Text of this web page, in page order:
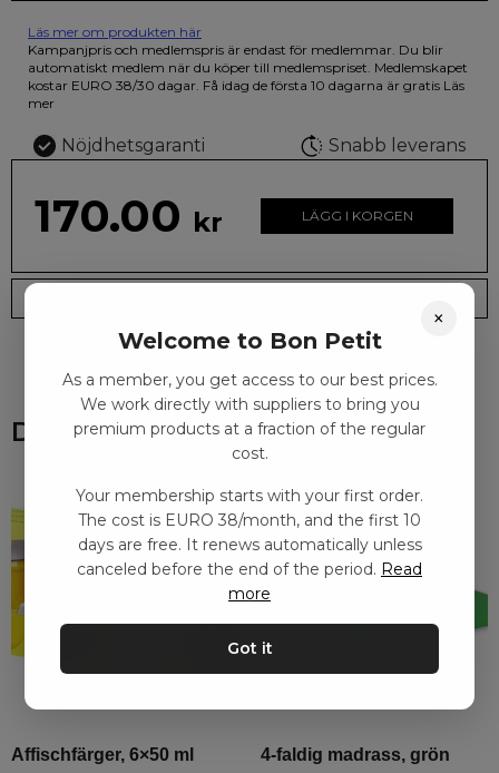
Läs mer om produkten här
12 färgpennor som du kan färglägga dina teckningar med. På
illustrationen på den vackra askan finns fjärilar i vilda fluorescerande
färger.
Kampanjpris och medlemspris är endast för medlemmar. Du blir
automatiskt medlem när du köper till medlemspriset. Medlemskapet
kostar EURO 38/30 dagar. Få idag de första 10 dagarna är gratis Läs
mer
Nöjdhetsgaranti Snabb leverans
170.00 kr LÄGG I KORGEN
Du kanske också gillar
Affischfärger, 6×50 ml 4-faldig madrass, grön
×
Welcome to Bon Petit
As a member, you get access to our best prices.
We work directly with suppliers to bring you
premium products at a fraction of the regular
cost.
Your membership starts with your first order.
The cost is EURO 38/month, and the first 10
days are free. It renews automatically unless
canceled before the end of the period. Read
more
Got it